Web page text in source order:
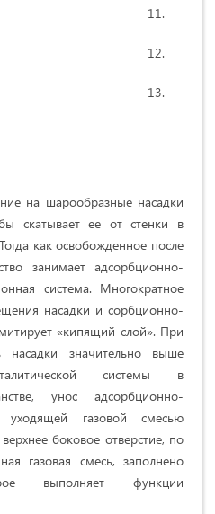
11.
12.
13.
на шарообразные насадки
скатывает ее от стенки в
как освобожденное после
занимает адсорбционно-
система. Многократное
насадки и сорбционно-
«кипящий слой». При
насадки значительно выше
системы в
унос адсорбционно-
уходящей газовой смесью
боковое отверстие, по
газовая смесь, заполнено
выполняет функции